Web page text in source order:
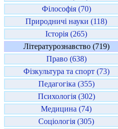
Філософія (70)
Природничі науки (118)
Історія (265)
Літературознавство (719)
Право (638)
Фізкультура та спорт (73)
Педагогіка (355)
Психологія (302)
Медицина (74)
Соціологія (305)